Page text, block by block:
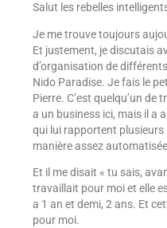
Salut les rebelles
Je me trouve toujours
Et justement, je discutais
d’organisation de
Nido Paradise. Je fais le
Pierre. C’est quelqu’un de
a un business ici, mais il a
qui lui rapportent plusieurs
manière assez
Et il me disait « tu sais,
travaillait pour moi et elle
a 1 an et demi, 2 ans. Et
pour moi.